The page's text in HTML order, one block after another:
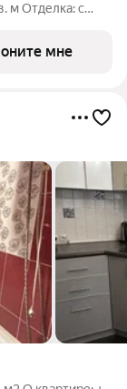
мне